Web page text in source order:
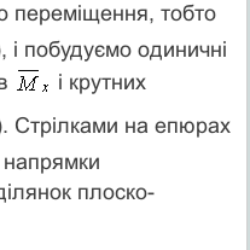
переміщення, тобто
побудуємо одиничні
і крутних
Стрілками на епюрах
напрямки
плоско-